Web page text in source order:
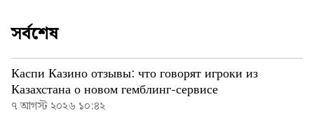
সর্বশেষ
Каспи Казино отзывы: что говорят игроки из
Казахстана о новом гемблинг-сервисе
৭ আগস্ট ২০২৬ ১০:৪২